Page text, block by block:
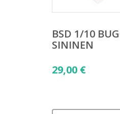
BSD 1/10
SININEN
29,00 €